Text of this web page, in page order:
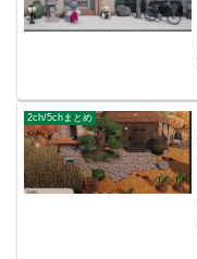
2ch/5chまとめ